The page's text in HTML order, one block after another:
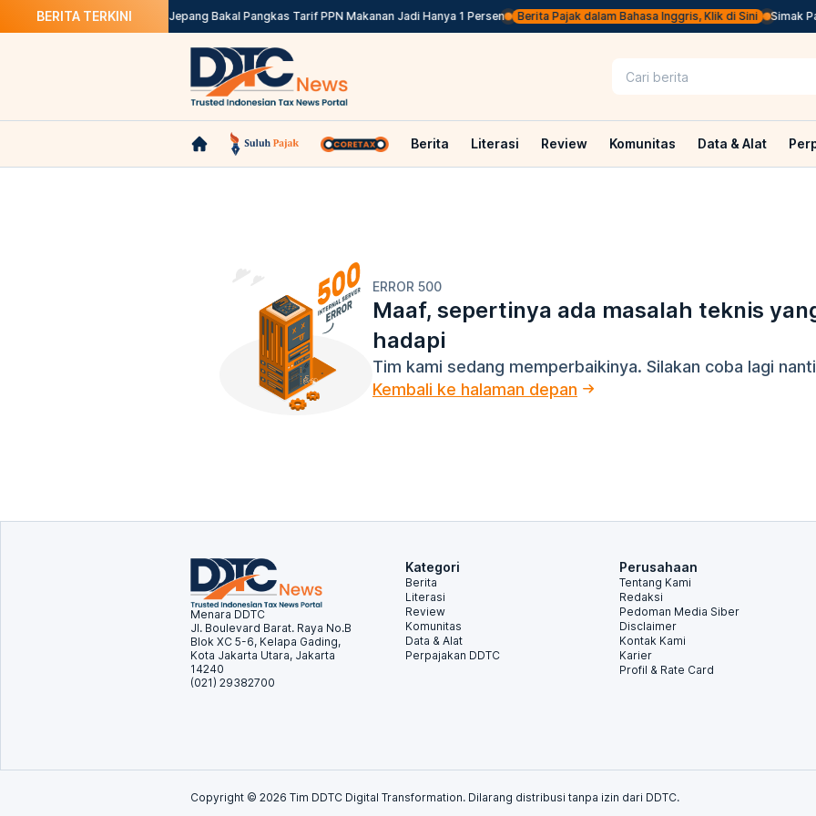
BERITA TERKINI
PPh 22 Pemerintah Jepang Bakal Pangkas Tarif PPN Makanan Jadi Hanya 1 Persen Berita Pajak dalam Bahasa Inggris, Klik di Sini Simak
Berita Literasi Review Komunitas Data & Alat
ERROR 500
Maaf, sepertinya ada masalah teknis
hadapi
Tim kami sedang memperbaikinya. Silakan coba lagi
Kembali ke halaman depan
Menara DDTC
Jl. Boulevard Barat. Raya No.B
Blok XC 5-6, Kelapa Gading,
Kota Jakarta Utara, Jakarta
14240
(021) 29382700
Kategori
Berita
Literasi
Review
Komunitas
Data & Alat
Perpajakan DDTC
Perusahaan
Tentang Kami
Redaksi
Pedoman Media Siber
Disclaimer
Kontak Kami
Karier
Profil & Rate Card
Copyright © 2026 Tim DDTC Digital Transformation. Dilarang distribusi tanpa izin dari DDTC.